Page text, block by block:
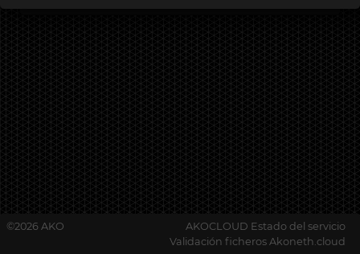
©2026 AKO
AKOCLOUD Estado del servicio
Validación ficheros Akoneth.cloud